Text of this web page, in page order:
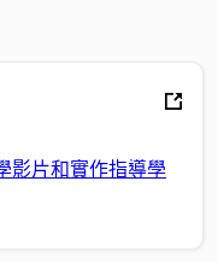
影片和實作指導學